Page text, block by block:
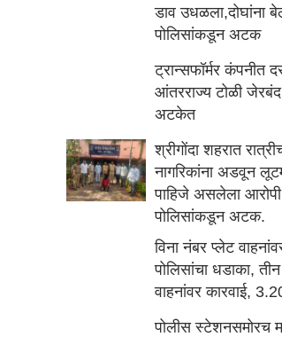
डाव उधळला,दोघांना
पोलिसांकडून अटक
ट्रान्सफॉर्मर कंपनीत
आंतरराज्य टोळी
अटकेत
श्रीगोंदा शहरात
नागरिकांना अडवून
पाहिजे असलेला आरोपी
पोलिसांकडून अटक.
विना नंबर प्लेट
पोलिसांचा धडाका,
वाहनांवर कारवाई,
पोलीस स्टेशनसमोरच